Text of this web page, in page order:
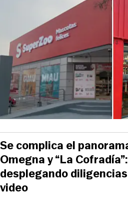
Se complica el
Omegna y “La
desplegando
video